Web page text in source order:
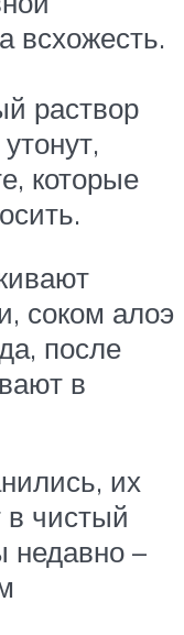
всхожесть.
раствор
которые
соком алоэ
после
в
их
чистый
недавно –